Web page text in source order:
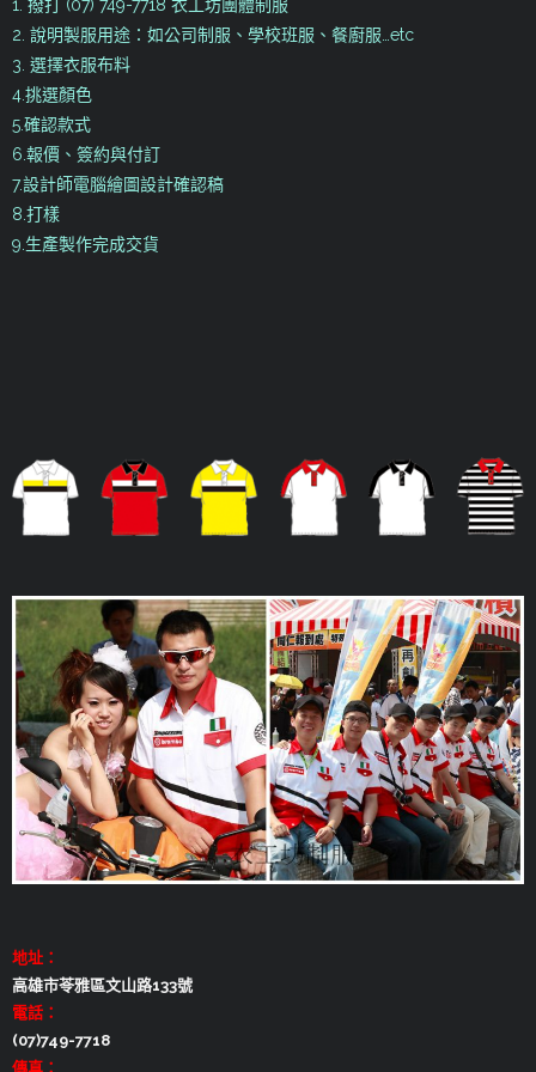
1. 撥打 (07) 749-7718 衣工坊團體制服
2. 說明製服用途：如公司制服、學校班服、餐廚服…etc
3. 選擇衣服布料
4.挑選顏色
5.確認款式
6.報價、簽約與付訂
7.設計師電腦繪圖設計確認稿
8.打樣
9.生產製作完成交貨
地址：
高雄市苓雅區文山路133號
電話：
(07)749-7718
傳真：